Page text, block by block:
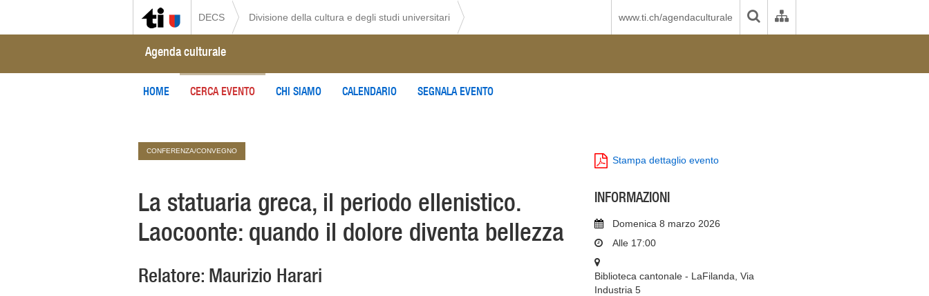
DECS Divisione della cultura e degli studi universitari www.ti.ch/agendaculturale
Agenda culturale
HOME CERCA EVENTO CHI SIAMO CALENDARIO SEGNALA EVENTO
CONFERENZA/CONVEGNO
La statuaria greca, il periodo ellenistico.
Laocoonte: quando il dolore diventa bellezza
Relatore: Maurizio Harari
Stampa dettaglio evento
INFORMAZIONI
Domenica 8 marzo 2026
Alle 17:00
Biblioteca cantonale - LaFilanda, Via
Industria 5